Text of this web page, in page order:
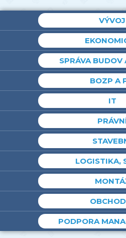
VÝVOJ
SPRÁVA BUDOV
BOZP A
IT
LOGISTIKA,
PODPORA